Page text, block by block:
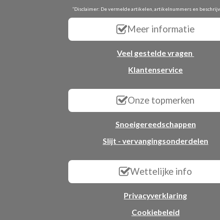
“Disclaimer: De vermelde artikelen, artikelnummers en
Meer informatie
Veel gestelde vragen
Klantenservice
Onze topmerken
Snoeigereedschappen
Slijt - vervangingsonderdelen
Wettelijke info
Privacyverklaring
Cookiebeleid